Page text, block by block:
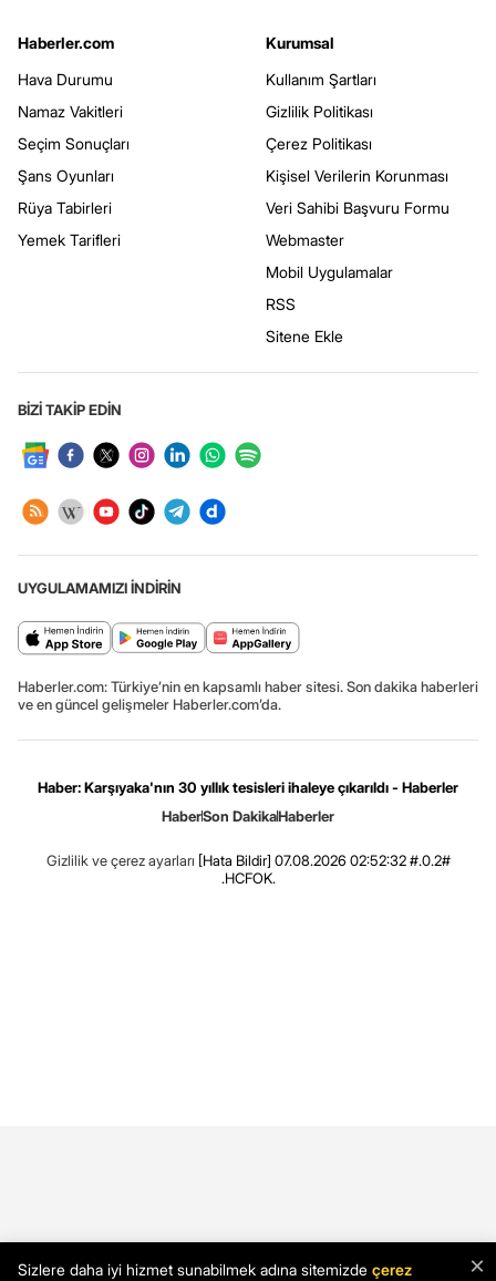
Haberler.com
Hava Durumu
Namaz Vakitleri
Seçim Sonuçları
Şans Oyunları
Rüya Tabirleri
Yemek Tarifleri
Kurumsal
Kullanım Şartları
Gizlilik Politikası
Çerez Politikası
Kişisel Verilerin Korunması
Veri Sahibi Başvuru Formu
Webmaster
Mobil Uygulamalar
RSS
Sitene Ekle
BİZİ TAKİP EDİN
UYGULAMAMIZI İNDİRİN
Haberler.com: Türkiye’nin en kapsamlı haber sitesi. Son dakika haberleri
ve en güncel gelişmeler Haberler.com’da.
Haber: Karşıyaka'nın 30 yıllık tesisleri ihaleye çıkarıldı - Haberler
HaberSon DakikaHaberler
Gizlilik ve çerez ayarları [Hata Bildir] 07.08.2026 02:52:32 #.0.2#
.HCFOK.
×
Sizlere daha iyi hizmet sunabilmek adına sitemizde çerez